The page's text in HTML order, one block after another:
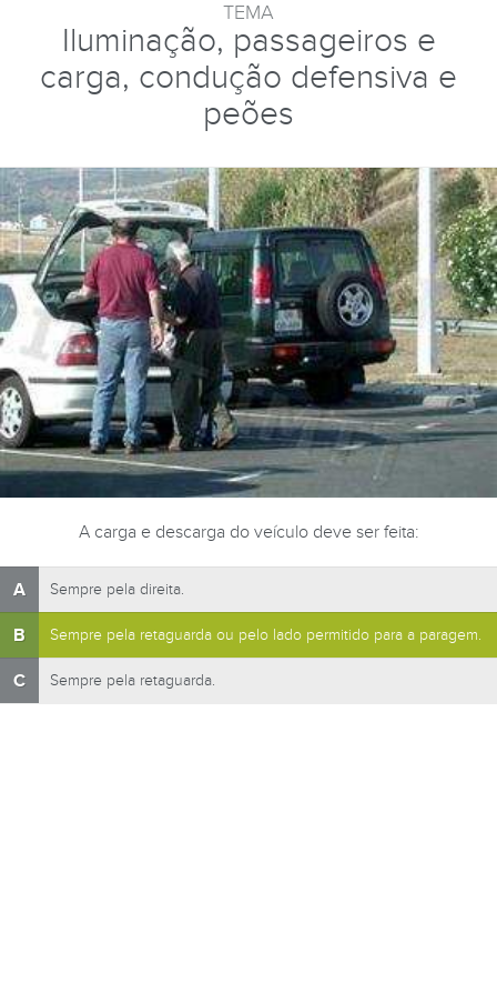
TEMA
Iluminação, passageiros e
carga, condução defensiva e
peões
A carga e descarga do veículo deve ser feita:
A Sempre pela direita.
B Sempre pela retaguarda ou pelo lado permitido para a paragem.
C Sempre pela retaguarda.